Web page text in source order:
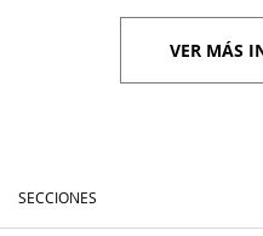
VER MÁS
SECCIONES